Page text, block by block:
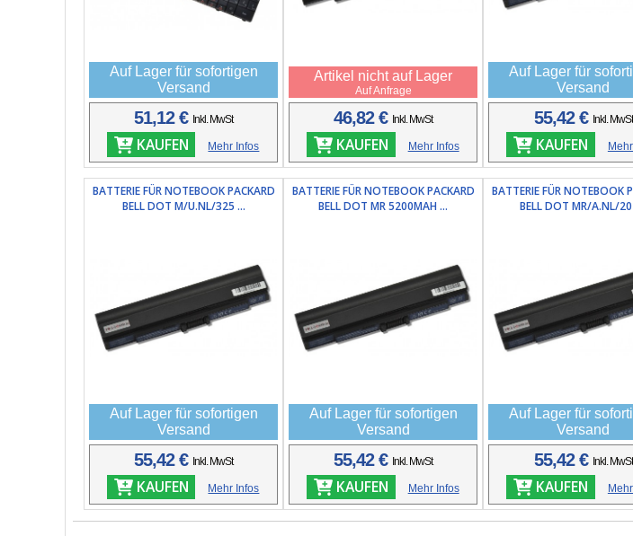
Auf Lager für sofortigen
Versand
51,12 € Inkl. MwSt
KAUFEN Mehr Infos
Artikel nicht auf Lager
Auf Anfrage
46,82 € Inkl. MwSt
KAUFEN Mehr Infos
Auf Lager für
Versand
55,42 € Inkl. MwSt
KAUFEN
BATTERIE FÜR NOTEBOOK PACKARD
BELL DOT M/U.NL/325 ...
Auf Lager für sofortigen
Versand
55,42 € Inkl. MwSt
KAUFEN Mehr Infos
BATTERIE FÜR NOTEBOOK PACKARD
BELL DOT MR 5200MAH ...
Auf Lager für sofortigen
Versand
55,42 € Inkl. MwSt
KAUFEN Mehr Infos
BATTERIE FÜR NOTEBOOK
BELL DOT MR/A.NL/
Auf Lager für
Versand
55,42 € Inkl. MwSt
KAUFEN